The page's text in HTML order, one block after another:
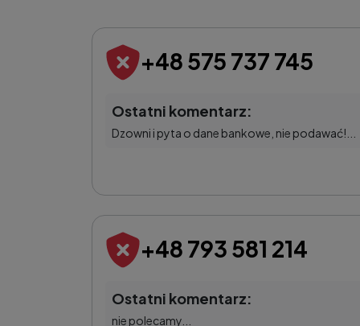
+48 575 737 745
Ostatni komentarz:
Dzowni i pyta o dane bankowe, nie podawać!...
+48 793 581 214
Ostatni komentarz:
nie polecamy...